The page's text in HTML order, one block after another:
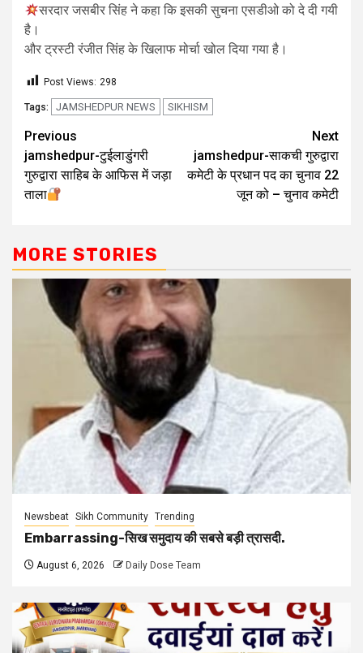
सरदार जसबीर सिंह ने कहा कि इसकी सुचना एसडीओ को दे दी गयी
है।
और ट्रस्टी रंजीत सिंह के खिलाफ मोर्चा खोल दिया गया है।
Post Views: 298
Tags: JAMSHEDPUR NEWS SIKHISM
Previous
jamshedpur-टुईलाडुंगरी
गुरुद्वारा साहिब के आफिस में जड़ा
ताला
Next
jamshedpur-साकची गुरुद्वारा
कमेटी के प्रधान पद का चुनाव 22
जून को – चुनाव कमेटी
MORE STORIES
Newsbeat Sikh Community Trending
Embarrassing-सिख समुदाय की सबसे बड़ी त्रासदी.
August 6, 2026 Daily Dose Team